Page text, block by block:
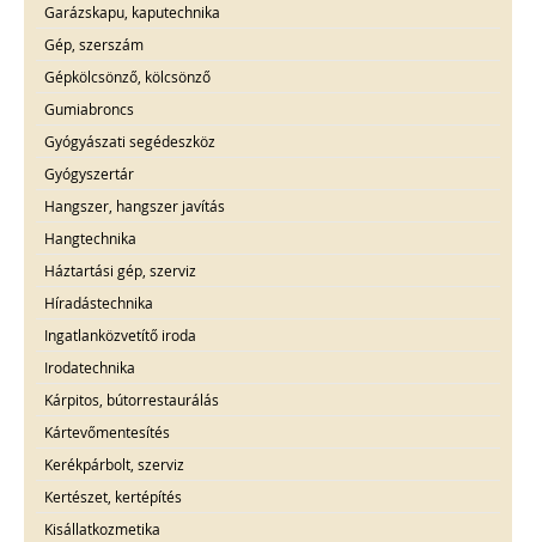
Garázskapu, kaputechnika
Gép, szerszám
Gépkölcsönző, kölcsönző
Gumiabroncs
Gyógyászati segédeszköz
Gyógyszertár
Hangszer, hangszer javítás
Hangtechnika
Háztartási gép, szerviz
Híradástechnika
Ingatlanközvetítő iroda
Irodatechnika
Kárpitos, bútorrestaurálás
Kártevőmentesítés
Kerékpárbolt, szerviz
Kertészet, kertépítés
Kisállatkozmetika